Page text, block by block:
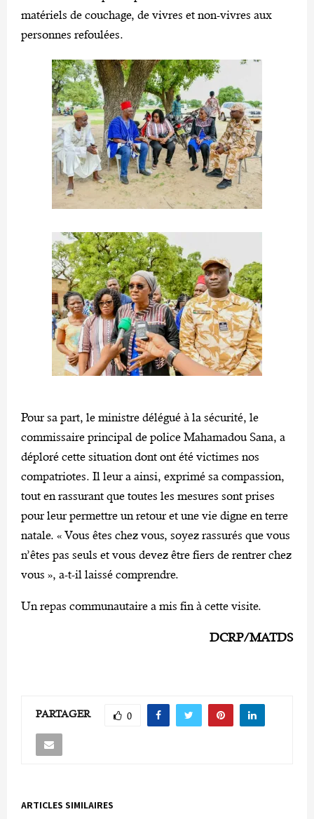
matériels de couchage, de vivres et non-vivres aux
personnes refoulées.
Pour sa part, le ministre délégué à la sécurité, le
commissaire principal de police Mahamadou Sana, a
déploré cette situation dont ont été victimes nos
compatriotes. Il leur a ainsi, exprimé sa compassion,
tout en rassurant que toutes les mesures sont prises
pour leur permettre un retour et une vie digne en terre
natale. « Vous êtes chez vous, soyez rassurés que vous
n’êtes pas seuls et vous devez être fiers de rentrer chez
vous », a-t-il laissé comprendre.
Un repas communautaire a mis fin à cette visite.
DCRP/MATDS
PARTAGER 0
ARTICLES SIMILAIRES